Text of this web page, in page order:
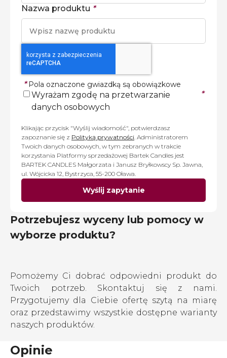
Nazwa produktu *
* Pola oznaczone gwiazdką są obowiązkowe
Wyrażam zgodę na przetwarzanie
danych osobowych
*
Klikając przycisk "Wyślij wiadomość", potwierdzasz
zapoznanie się z Polityką prywatności. Administratorem
Twoich danych osobowych, w tym zebranych w trakcie
korzystania Platformy sprzedażowej Bartek Candles jest
BARTEK CANDLES Małgorzata i Janusz Bryłkowscy Sp. Jawna,
ul. Wójcicka 12, Bystrzyca, 55-200 Oława.
Wyślij zapytanie
Potrzebujesz wyceny lub pomocy w
wyborze produktu?
Pomożemy Ci dobrać odpowiedni produkt do
Twoich potrzeb. Skontaktuj się z nami.
Przygotujemy dla Ciebie ofertę szytą na miarę
oraz przedstawimy wszystkie dostępne warianty
naszych produktów.
Opinie